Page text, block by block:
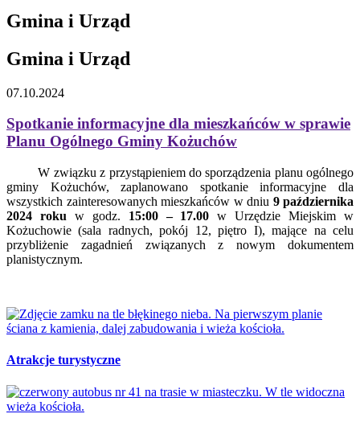
Gmina i Urząd
Gmina i Urząd
07.10.2024
Spotkanie informacyjne dla mieszkańców w sprawie
Planu Ogólnego Gminy Kożuchów
W związku z przystąpieniem do sporządzenia planu ogólnego
gminy Kożuchów, zaplanowano spotkanie informacyjne dla
wszystkich zainteresowanych mieszkańców w dniu 9 października
2024 roku w godz. 15:00 – 17.00 w Urzędzie Miejskim w
Kożuchowie (sala radnych, pokój 12, piętro I), mające na celu
przybliżenie zagadnień związanych z nowym dokumentem
planistycznym.
Atrakcje turystyczne